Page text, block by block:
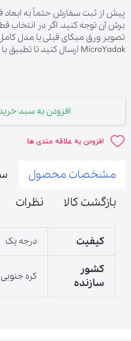
پیش از ثبت سفارش حتماً به ابعاد
برش آن توجه کنید. اگر در انتخاب
تصویر ورق میکای قبلی یا مدل
MicroYadak ارسال کنید تا تطبیق با دقت بیشتری انجام شود.
افزودن به سبد
افزودن به علاقه مندی ها
مشخصات محصول
بازگشت کالا
نظرات
کیفیت درجه یک
کشور
سازنده
کره جنوبی